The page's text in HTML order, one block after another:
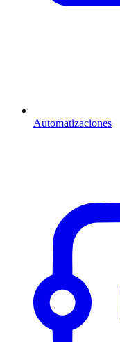
Automatizaciones